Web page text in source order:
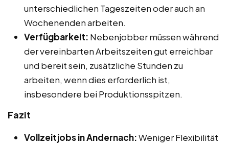
unterschiedlichen Tageszeiten oder auch an
Wochenenden arbeiten.
Verfügbarkeit: Nebenjobber müssen während
der vereinbarten Arbeitszeiten gut erreichbar
und bereit sein, zusätzliche Stunden zu
arbeiten, wenn dies erforderlich ist,
insbesondere bei Produktionsspitzen.
Fazit
Vollzeitjobs in Andernach:Weniger Flexibilität